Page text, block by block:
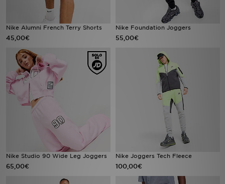
Nike Alumni French Terry Shorts
45,00€
Nike Foundation Joggers
55,00€
Nike Studio 90 Wide Leg Joggers
65,00€
Nike Joggers Tech Fleece
100,00€